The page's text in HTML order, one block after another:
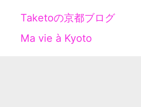
Taketoの京都ブログ
Ma vie à Kyoto